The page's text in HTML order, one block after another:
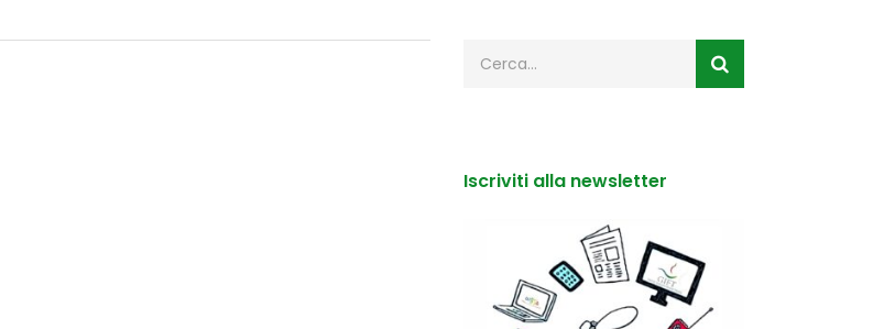
Iscriviti alla newsletter